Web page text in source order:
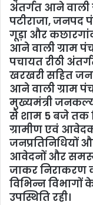
i
अंतर्गत आने वाली
पटीराजा, जनपद
गूड़ा और
आने वाली ग्राम
पचायत रीठी
खरखरी सहित
आने वाली ग्राम
मुख्यमंत्री
से शाम 5 बजे तक
ग्रामीण एवं
जनप्रतिनिधियों
आवेदनों और
जाकर निराकरण
विभिन्न विभागों
उपस्थिति रही।